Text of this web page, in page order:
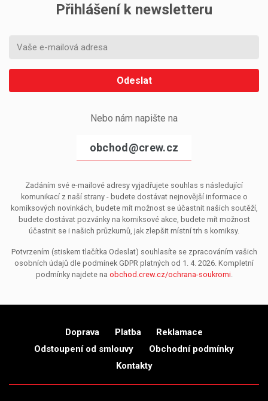
Přihlášení k newsletteru
Odeslat
Nebo nám napište na
obchod@crew.cz
Zadáním své e-mailové adresy vyjadřujete souhlas s následující
komunikací z naší strany - budete dostávat nejnovější informace o
komiksových novinkách, budete mít možnost se účastnit našich soutěží,
budete dostávat pozvánky na komiksové akce, budete mít možnost
účastnit se i našich průzkumů, jak zlepšit místní trh s komiksy.
Potvrzením (stiskem tlačítka Odeslat) souhlasíte se zpracováním vašich
osobních údajů dle podmínek GDPR platných od 1. 4. 2026. Kompletní
podmínky najdete na obchod.crew.cz/ochrana-soukromi.
Doprava Platba
Reklamace
Odstoupení od smlouvy
Obchodní podmínky
Kontakty